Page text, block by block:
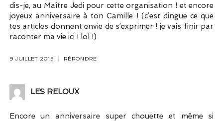
dis-je, au Maître Jedi pour cette organisation ! et encore
joyeux anniversaire à ton Camille ! (c’est dingue ce que
tes articles donnent envie de s’exprimer ! je vais finir par
raconter ma vie ici ! lol !)
9 JUILLET 2015 RÉPONDRE
LES RELOUX
Encore un anniversaire super chouette et même si